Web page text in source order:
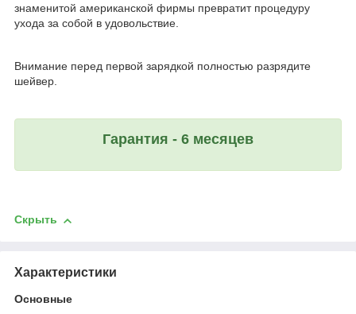
знаменитой американской фирмы превратит процедуру
ухода за собой в удовольствие.
Внимание перед первой зарядкой полностью разрядите
шейвер.
Гарантия - 6 месяцев
Скрыть
Характеристики
Основные